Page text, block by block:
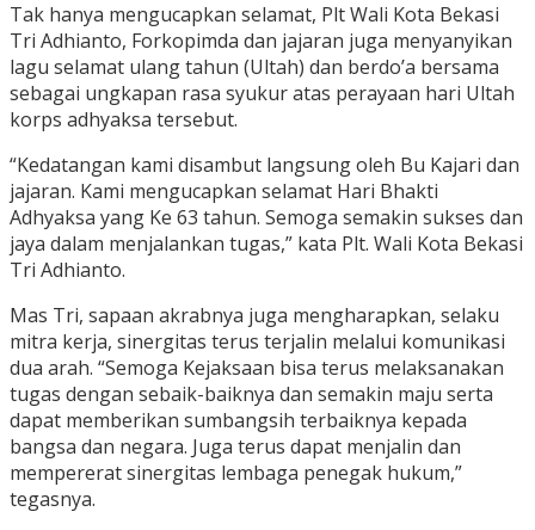
Tak hanya mengucapkan selamat, Plt Wali Kota Bekasi
Tri Adhianto, Forkopimda dan jajaran juga menyanyikan
lagu selamat ulang tahun (Ultah) dan berdo’a bersama
sebagai ungkapan rasa syukur atas perayaan hari Ultah
korps adhyaksa tersebut.
“Kedatangan kami disambut langsung oleh Bu Kajari dan
jajaran. Kami mengucapkan selamat Hari Bhakti
Adhyaksa yang Ke 63 tahun. Semoga semakin sukses dan
jaya dalam menjalankan tugas,” kata Plt. Wali Kota Bekasi
Tri Adhianto.
Mas Tri, sapaan akrabnya juga mengharapkan, selaku
mitra kerja, sinergitas terus terjalin melalui komunikasi
dua arah. “Semoga Kejaksaan bisa terus melaksanakan
tugas dengan sebaik-baiknya dan semakin maju serta
dapat memberikan sumbangsih terbaiknya kepada
bangsa dan negara. Juga terus dapat menjalin dan
mempererat sinergitas lembaga penegak hukum,”
tegasnya.